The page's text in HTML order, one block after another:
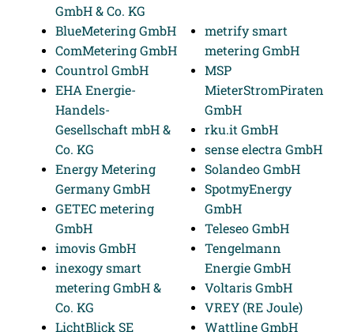
GmbH & Co. KG
BlueMetering GmbH
ComMetering GmbH
Countrol GmbH
EHA Energie-
Handels-
Gesellschaft mbH &
Co. KG
Energy Metering
Germany GmbH
GETEC metering
GmbH
imovis GmbH
inexogy smart
metering GmbH &
Co. KG
LichtBlick SE
metrify smart
metering GmbH
MSP
MieterStromPiraten
GmbH
rku.it GmbH
sense electra GmbH
Solandeo GmbH
SpotmyEnergy
GmbH
Teleseo GmbH
Tengelmann
Energie GmbH
Voltaris GmbH
VREY (RE Joule)
Wattline GmbH